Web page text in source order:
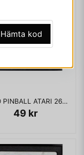
VIDEO PINBALL ATARI 2600
49 kr
Hämta kod